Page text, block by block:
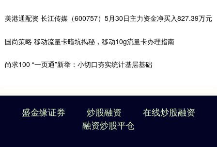
美港通配资 长江传媒（600757）5月30日主力资金净买入827.39万元
国尚策略 移动流量卡暗坑揭秘，移动10g流量卡办理指南
尚求100 “一页通”新举：小切口夯实统计基层基础
盛金缘证券 炒股融资
在线炒股融资
融资炒股平仓